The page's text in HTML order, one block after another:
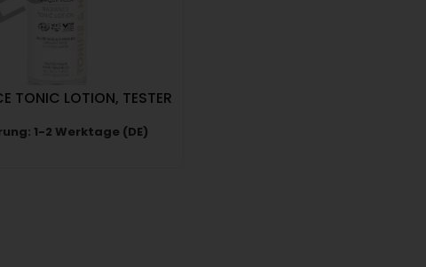
TONIC LOTION, TESTER
1-2 Werktage (DE)